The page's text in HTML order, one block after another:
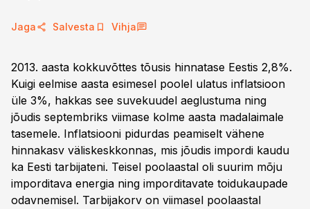
Jaga Salvesta Vihja
2013. aasta kokkuvõttes tõusis hinnatase Eestis 2,8%.
Kuigi eelmise aasta esimesel poolel ulatus inflatsioon
üle 3%, hakkas see suvekuudel aeglustuma ning
jõudis septembriks viimase kolme aasta madalaimale
tasemele. Inflatsiooni pidurdas peamiselt vähene
hinnakasv väliskeskkonnas, mis jõudis impordi kaudu
ka Eesti tarbijateni. Teisel poolaastal oli suurim mõju
imporditava energia ning imporditavate toidukaupade
odavnemisel. Tarbijakorv on viimasel poolaastal